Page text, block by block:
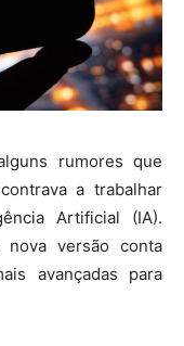
rumores que
a trabalhar
Artificial (IA).
nova versão conta
avançadas para